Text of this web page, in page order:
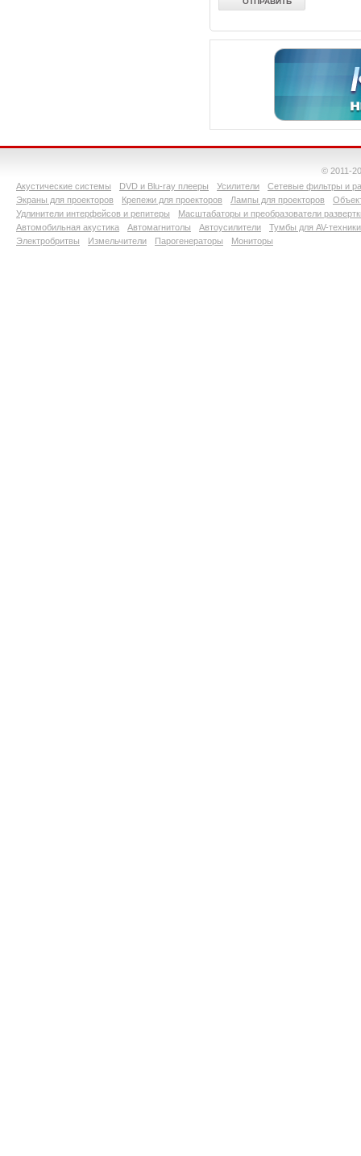
© 2011-
Акустические системы
DVD и Blu-ray плееры Усилители
Сетевые фильтры и
Экраны для проекторов
Крепежи для проекторов Лампы для проекторов
Удлинители интерфейсов и репитеры
Масштабаторы и преобразователи
Автомобильная акустика
Автомагнитолы Автоусилители
Тумбы для AV-техники
Электробритвы
Измельчители Парогенераторы Мониторы